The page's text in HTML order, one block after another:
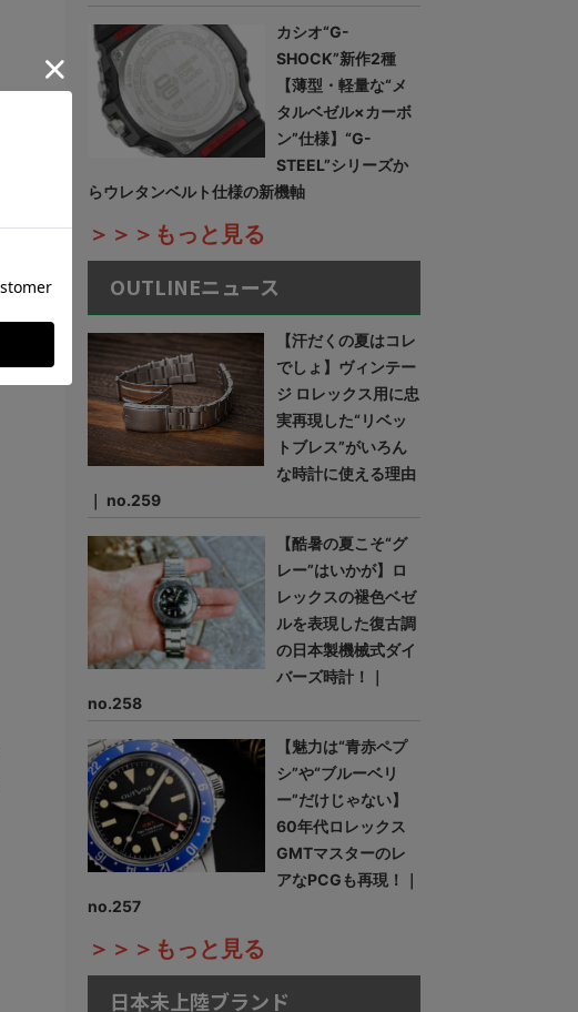
カシオ“G-
SHOCK”新作2種
【薄型・軽量な“メ
タルベゼル×カーボ
ン”仕様】“G-
STEEL”シリーズか
らウレタンベルト仕様の新機軸
＞＞＞もっと見る
OUTLINEニュース
【汗だくの夏はコレ
でしょ】ヴィンテー
ジ ロレックス用に忠
実再現した“リベッ
トブレス”がいろん
な時計に使える理由
｜ no.259
【酷暑の夏こそ“グ
レー”はいかが】ロ
レックスの褪色ベゼ
ルを表現した復古調
の日本製機械式ダイ
バーズ時計！｜
no.258
【魅力は“青赤ペプ
シ”や“ブルーベリ
ー”だけじゃない】
60年代ロレックス
GMTマスターのレ
アなPCGも再現！｜
no.257
＞＞＞もっと見る
日本未上陸ブランド